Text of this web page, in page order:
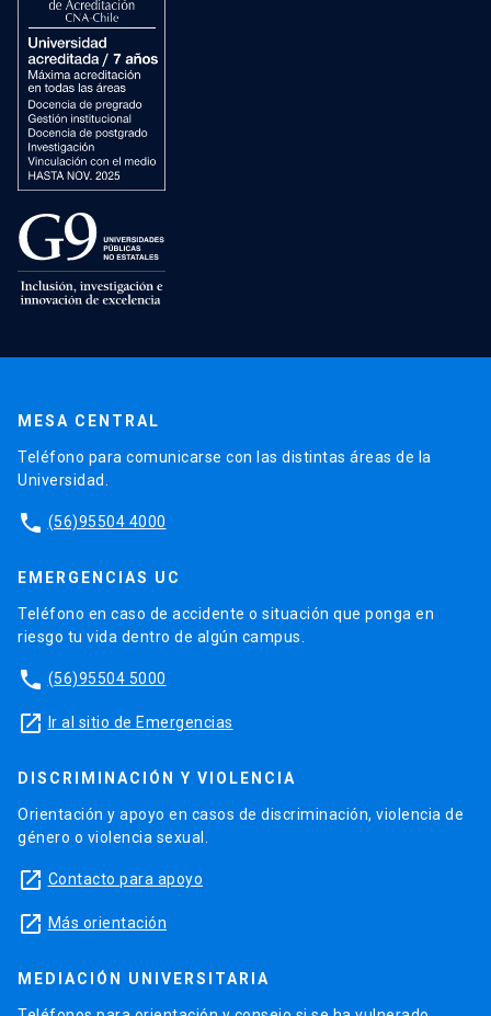
MESA CENTRAL
Teléfono para comunicarse con las distintas áreas de la
Universidad.
phone (56)95504 4000
EMERGENCIAS UC
Teléfono en caso de accidente o situación que ponga en
riesgo tu vida dentro de algún campus.
phone (56)95504 5000
launch Ir al sitio de Emergencias
DISCRIMINACIÓN Y VIOLENCIA
Orientación y apoyo en casos de discriminación, violencia de
género o violencia sexual.
launch Contacto para apoyo
launch Más orientación
MEDIACIÓN UNIVERSITARIA